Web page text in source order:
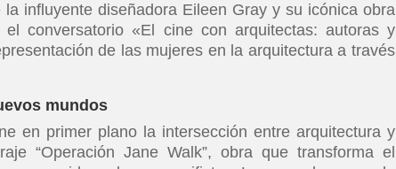
influyente diseñadora Eileen Gray y su icónica obra
conversatorio «El cine con arquitectas: autoras y
de las mujeres en la arquitectura a través
mundos
en primer plano la intersección entre arquitectura y
“Operación Jane Walk”, obra que transforma el